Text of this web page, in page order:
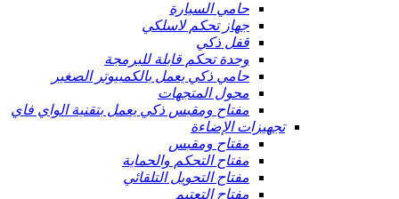
حامي السيارة
جهاز تحكم لاسلكي
قفل ذكي
وحدة تحكم قابلة للبرمجة
حامي ذكي يعمل بالكمبيوتر الصغير
محول المتجهات
مفتاح ومقبس ذكي يعمل بتقنية الواي فاي
تجهيزات الإضاءة
مفتاح ومقبس
مفتاح التحكم والحماية
مفتاح التحويل التلقائي
مفتاح التعتيم